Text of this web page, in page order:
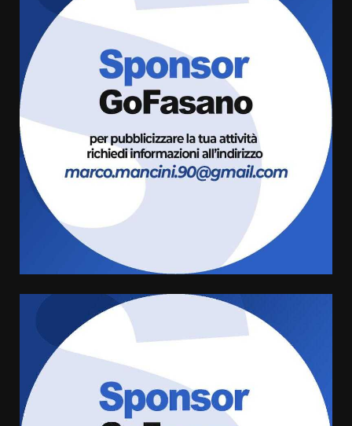
Savelletri in festa, domani sera
grande spettacolo con Uccio De
8 Agosto 2026 07:30
Politiche Giovanili e Mobilità
Sostenibile: premiati gli studenti
universitari del bando “La strada
giusta”
Rivoluzione”: nuovo
appuntamento con “Fasano in
Banda”
7 Agosto 2026 06:05
US Fasano, Scianaro: “Profonda
amarezza per esclusione dal
campionato di calcio”